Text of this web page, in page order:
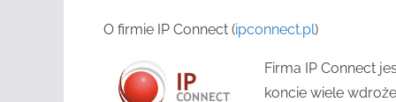
O firmie IP Connect (ipconnect.pl)
Firma IP Connect
koncie wiele